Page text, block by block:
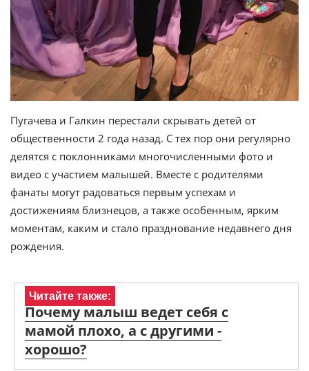
Пугачева и Галкин перестали скрывать детей от
общественности 2 года назад. С тех пор они регулярно
делятся с поклонниками многочисленными фото и
видео с участием малышей. Вместе с родителями
фанаты могут радоваться первым успехам и
достижениям близнецов, а также особенным, ярким
моментам, каким и стало празднование недавнего дня
рождения.
Читайте также:
Почему малыш ведет себя с
мамой плохо, а с другими -
хорошо?